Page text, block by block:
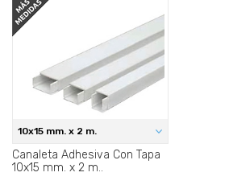
10x15 mm. x 2 m.
Canaleta Adhesiva Con Tapa
10x15 mm. x 2 m..